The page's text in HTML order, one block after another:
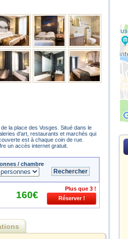
la place des Vosges. Situé dans le
d'art, restaurants et marchés qui
est à chaque coin de rue.
un accès internet gratuit.
/ chambre
160€
Plus que 3 !